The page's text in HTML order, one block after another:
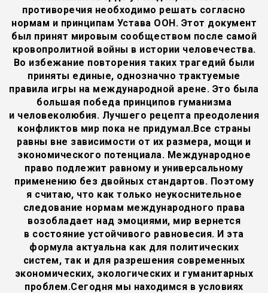
противоречия необходимо решать согласно
нормам и принципам Устава ООН. Этот документ
был принят мировым сообществом после самой
кровопролитной войны в истории человечества.
Во избежание повторения таких трагедий были
приняты единые, однозначно трактуемые
правила игры на международной арене. Это была
большая победа принципов гуманизма
и человеколюбия. Лучшего рецепта преодоления
конфликтов мир пока не придумал.Все страны
равны вне зависимости от их размера, мощи и
экономического потенциала. Международное
право подлежит равному и универсальному
применению без двойных стандартов. Поэтому
я считаю, что как только неукоснительное
следование нормам международного права
возобладает над эмоциями, мир вернется
в состояние устойчивого равновесия. И эта
формула актуальна как для политических
систем, так и для разрешения современных
экономических, экологических и гуманитарных
проблем.Сегодня мы находимся в условиях